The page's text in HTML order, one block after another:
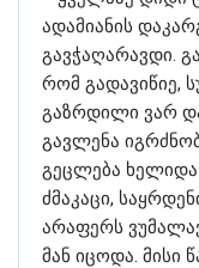
ადამიანის
გავჭაღარავდი.
რომ გადავიწიე,
გაზრდილი ვარ და
გავლენა
გეცლება
ძმაკაცი,
არაფერს
მან იცოდა. მისი